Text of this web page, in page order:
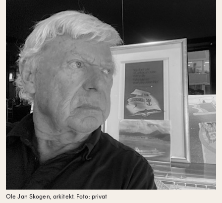
Ole Jan Skogen, arkitekt. Foto: privat